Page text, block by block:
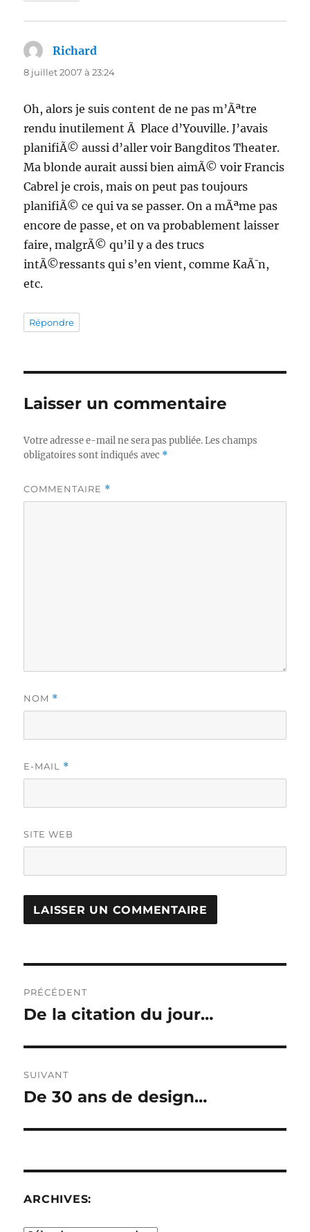
Richard
8 juillet 2007 à 23:24
Oh, alors je suis content de ne pas m’Ãªtre
rendu inutilement Ã Place d’Youville. J’avais
planifiÃ© aussi d’aller voir Bangditos Theater.
Ma blonde aurait aussi bien aimÃ© voir Francis
Cabrel je crois, mais on peut pas toujours
planifiÃ© ce qui va se passer. On a mÃªme pas
encore de passe, et on va probablement laisser
faire, malgrÃ© qu’il y a des trucs
intÃ©ressants qui s’en vient, comme KaÃ¯n,
etc.
Répondre
Laisser un commentaire
Votre adresse e-mail ne sera pas publiée. Les champs
obligatoires sont indiqués avec *
COMMENTAIRE *
NOM *
E-MAIL *
SITE WEB
de
PRÉCÉDENT
Publication
De la citation du jour…
SUIVANT
Publication
De 30 ans de design…
ARCHIVES: